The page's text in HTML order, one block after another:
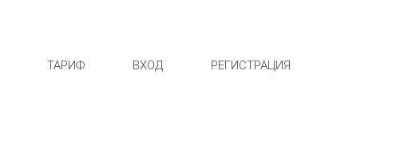
ТАРИФ ВХОД РЕГИСТРАЦИЯ